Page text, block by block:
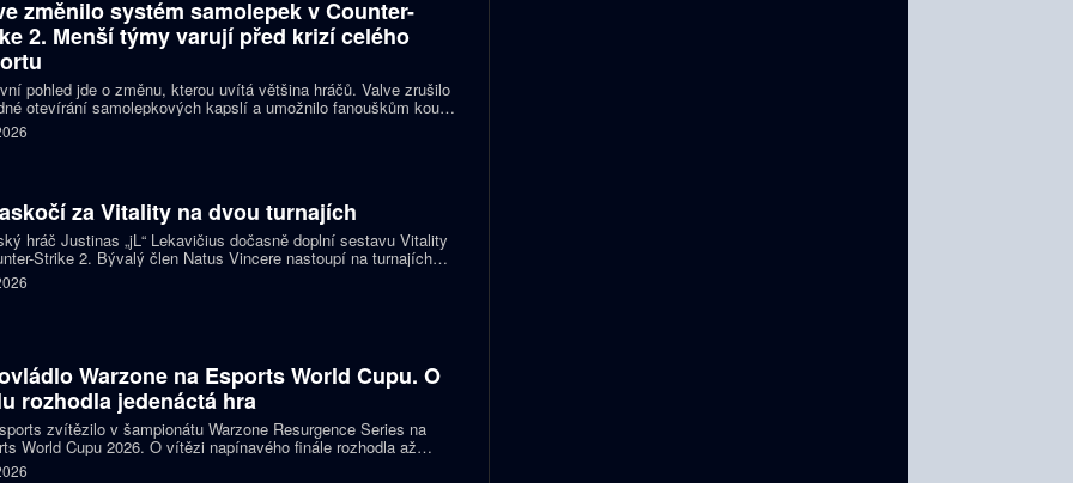
změnilo systém samolepek v Counter-
2. Menší týmy varují před krizí celého
pohled jde o změnu, kterou uvítá většina hráčů. Valve zrušilo
otevírání samolepkových kapslí a umožnilo fanouškům koupit
samolepku svého oblíbeného týmu nebo hráče. Podle řady
ale nový systém dramaticky snižuje jejich příjmy a může
za Vitality na dvou turnajích
hráč Justinas „jL“ Lekavičius dočasně doplní sestavu Vitality
Strike 2. Bývalý člen Natus Vincere nastoupí na turnajích
Open Porto a PGL Masters Bucharest.
Warzone na Esports World Cupu. O
rozhodla jedenáctá hra
zvítězilo v šampionátu Warzone Resurgence Series na
World Cupu 2026. O vítězi napínavého finále rozhodla až
hra, do které vstupovalo s šancí na titul hned pět týmů.